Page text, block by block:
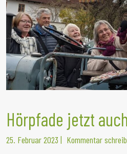
Hörpfade jetzt
25. Februar 2023 | Kommentar